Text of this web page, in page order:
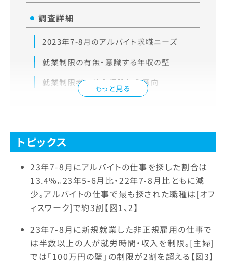
もっと見る
調査詳細
2023年7-8月のアルバイト求職ニーズ
就業制限の有無・意識する年収の壁
就業制限者の社会保険加入意向
トピックス
23年7-8月にアルバイトの仕事を探した割合は
13.4%。23年5-6月比・22年7-8月比ともに減
少。アルバイトの仕事で最も探された職種は[オフ
ィスワーク]で約3割【図1、2】
23年7-8月に新規就業した非正規雇用の仕事で
は半数以上の人が就労時間・収入を制限。[主婦]
では「100万円の壁」の制限が2割を超える【図3】